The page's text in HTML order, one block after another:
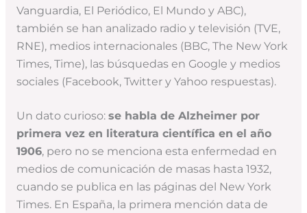
Vanguardia, El Periódico, El Mundo y ABC),
también se han analizado radio y televisión (TVE,
RNE), medios internacionales (BBC, The New York
Times, Time), las búsquedas en Google y medios
sociales (Facebook, Twitter y Yahoo respuestas).
Un dato curioso: se habla de Alzheimer por
primera vez en literatura científica en el año
1906, pero no se menciona esta enfermedad en
medios de comunicación de masas hasta 1932,
cuando se publica en las páginas del New York
Times. En España, la primera mención data de